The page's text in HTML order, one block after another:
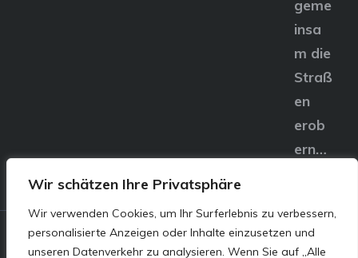
Wir schätzen Ihre Privatsphäre
Wir verwenden Cookies, um Ihr Surferlebnis zu verbessern,
personalisierte Anzeigen oder Inhalte einzusetzen und
unseren Datenverkehr zu analysieren. Wenn Sie auf „Alle
geme
insa
m die
Straß
en
erob
ern…
© E&S Motors GmbH,